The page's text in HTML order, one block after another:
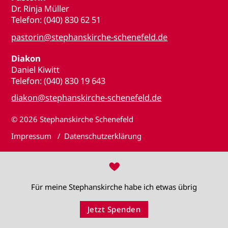
Dr. Rinja Müller
Telefon: (040) 830 62 51
pastorin@stephanskirche-schenefeld.de
Diakon
Daniel Kiwitt
Telefon: (040) 830 19 643
diakon@stephanskirche-schenefeld.de
© 2026 Stephanskirche Schenefeld
Impressum
Datenschutzerklärung
♥
Für meine Stephanskirche habe ich etwas übrig
Jetzt Spenden